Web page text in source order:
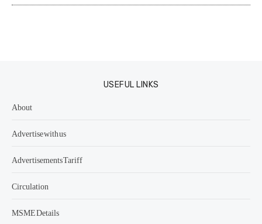
USEFUL LINKS
About
Advertise with us
Advertisements Tariff
Circulation
MSME Details